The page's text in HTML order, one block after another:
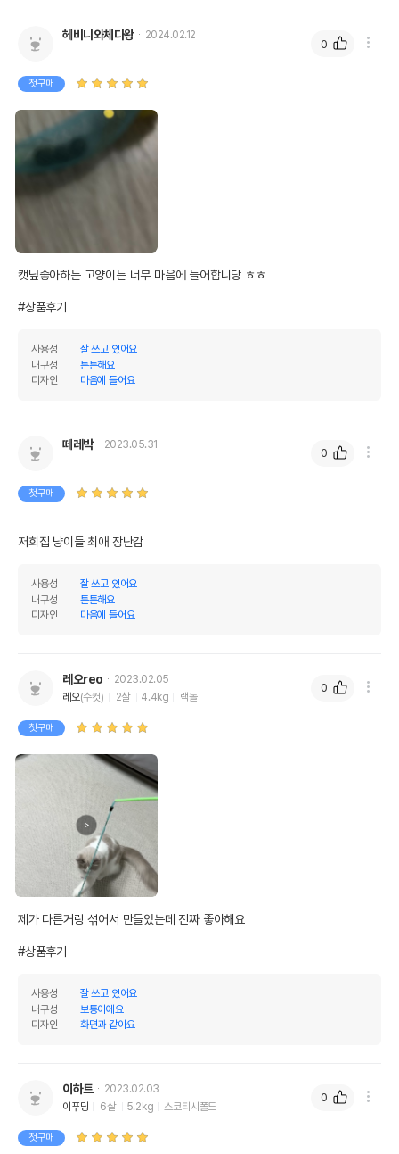
헤비니와체다왕 2024.02.12
첫구매
캣닢좋아하는 고양이는 너무 마음에 들어합니당 ㅎㅎ
#상품후기
사용성
잘 쓰고 있어요
내구성
튼튼해요
디자인
마음에 들어요
0
떼레박 2023.05.31
첫구매
저희집 냥이들 최애 장난감
사용성
잘 쓰고 있어요
내구성
튼튼해요
디자인
마음에 들어요
0
레오reo
2023.02.05
레오(수컷) 2살 4.4kg 랙돌
첫구매
제가 다른거랑 섞어서 만들었는데 진짜 좋아해요
#상품후기
사용성
잘 쓰고 있어요
내구성
보통이에요
디자인
화면과 같아요
0
이하트
2023.02.03
이푸딩
6살 5.2kg 스코티시폴드
첫구매
0